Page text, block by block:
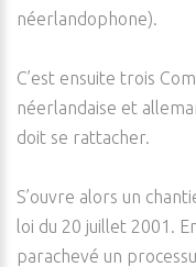
néerlandophone).
C’est ensuite trois
néerlandaise et
doit se rattacher.
S’ouvre alors un
loi du 20 juillet 2001.
parachevé un